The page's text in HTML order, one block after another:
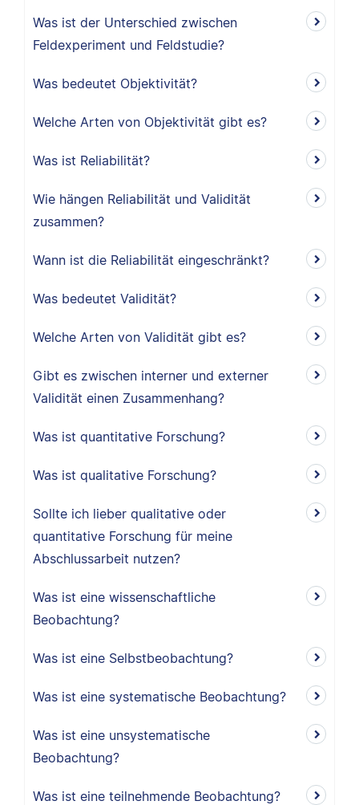
Was ist der Unterschied zwischen
Feldexperiment und Feldstudie?
Was bedeutet Objektivität?
Welche Arten von Objektivität gibt es?
Was ist Reliabilität?
Wie hängen Reliabilität und Validität
zusammen?
Wann ist die Reliabilität eingeschränkt?
Was bedeutet Validität?
Welche Arten von Validität gibt es?
Gibt es zwischen interner und externer
Validität einen Zusammenhang?
Was ist quantitative Forschung?
Was ist qualitative Forschung?
Sollte ich lieber qualitative oder
quantitative Forschung für meine
Abschlussarbeit nutzen?
Was ist eine wissenschaftliche
Beobachtung?
Was ist eine Selbstbeobachtung?
Was ist eine systematische Beobachtung?
Was ist eine unsystematische
Beobachtung?
Was ist eine teilnehmende Beobachtung?